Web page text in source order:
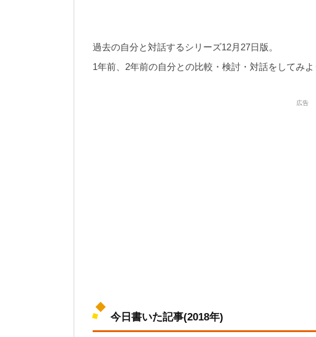
過去の自分と対話するシリーズ12月27日版。
1年前、2年前の自分との比較・検討・対話をしてみよ
広告
今日書いた記事(2018年)